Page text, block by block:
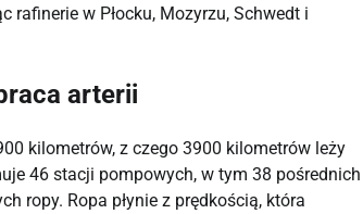
rafinerie w Płocku, Mozyrzu, Schwedt i
arterii
kilometrów, z czego 3900 kilometrów leży
46 stacji pompowych, w tym 38 pośrednich
ropy. Ropa płynie z prędkością, która